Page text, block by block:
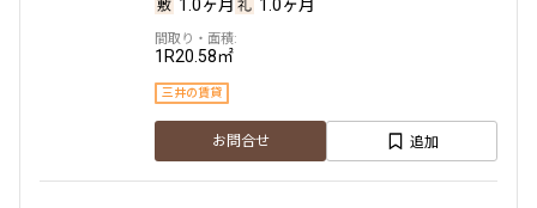
建物施設やお部屋の設備、方位、階数などの絞り込みが
設定する
1.0ヶ月 1.0ヶ月
1R20.58㎡
三井の賃貸
お問合せ 追加